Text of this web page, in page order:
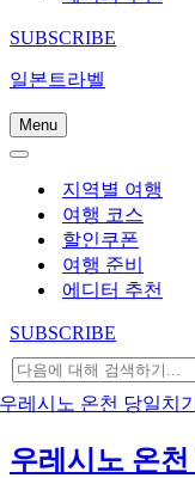
SUBSCRIBE
일본트라벨
Menu
내
게
뉴
내
지역별 여행
여행 코스
할인쿠폰
여행 준비
에디터 추천
SUBSCRIBE
다
음
에
해
우레시노 온